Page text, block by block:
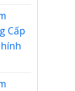
Cấp